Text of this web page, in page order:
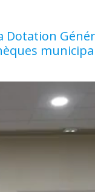
Dotation